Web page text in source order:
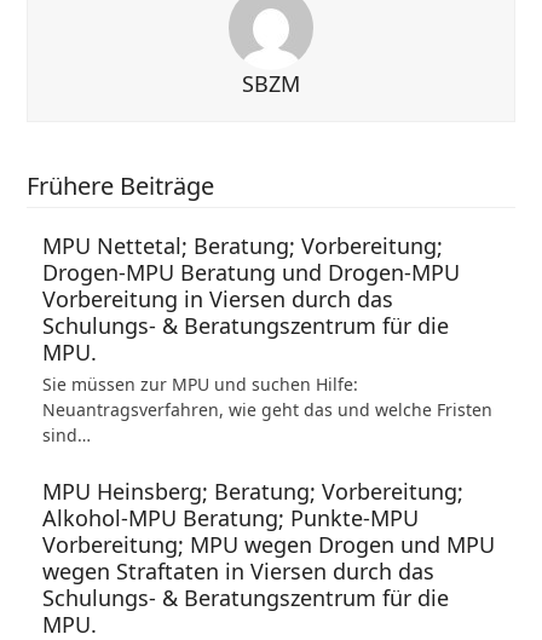
SBZM
Frühere Beiträge
MPU Nettetal; Beratung; Vorbereitung;
Drogen-MPU Beratung und Drogen-MPU
Vorbereitung in Viersen durch das
Schulungs- & Beratungszentrum für die
MPU.
Sie müssen zur MPU und suchen Hilfe:
Neuantragsverfahren, wie geht das und welche Fristen
sind…
MPU Heinsberg; Beratung; Vorbereitung;
Alkohol-MPU Beratung; Punkte-MPU
Vorbereitung; MPU wegen Drogen und MPU
wegen Straftaten in Viersen durch das
Schulungs- & Beratungszentrum für die
MPU.